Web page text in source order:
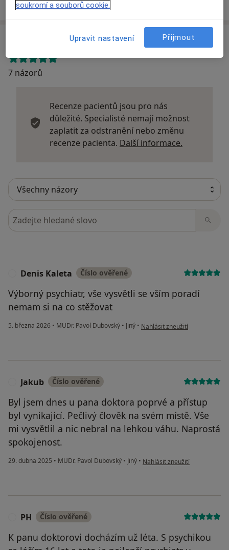
Názory o lékařích (7)
7 názorů
Recenze pacientů jsou pro nás
důležité. Specialisté nemají možnost
zaplatit za odstranění nebo změnu
recenze pacienta. Další informace.
Hledejte v názorech
Denis Kaleta Číslo ověřené
Výborný psychiatr, vše vysvětli se vším poradí
nemam si na co stěžovat
5. března 2026 • MUDr. Pavol Dubovský • Jiný • podle názoru uživatele Denis
Nahlásit zneužití
Jakub Číslo ověřené
Byl jsem dnes u pana doktora poprvé a přístup
byl vynikající. Pečlivý člověk na svém místě. Vše
mi vysvětlil a nic nebral na lehkou váhu. Naprostá
spokojenost.
29. dubna 2025 • MUDr. Pavol Dubovský • Jiný • podle názoru uživatele Jakub
Nahlásit zneužití
PH Číslo ověřené
K panu doktorovi docházím už léta. S psychikou
soukromí a souborů cookie.
Upravit nastavení Přijmout